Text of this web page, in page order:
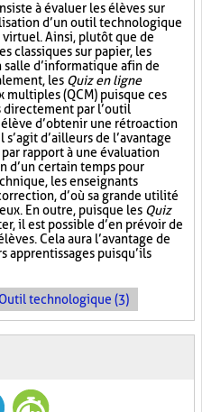
à évaluer les élèves sur
d’un outil technologique
Ainsi, plutôt que de
classiques sur papier, les
d’informatique afin de
les Quiz en ligne
(QCM) puisque ces
par l’outil
d’obtenir une rétroaction
d’ailleurs de l’avantage
rapport à une évaluation
d’un certain temps pour
les enseignants
d’où sa grande utilité
En outre, puisque les Quiz
il est possible d’en prévoir de
Cela aura l’avantage de
apprentissages puisqu’ils
Outil technologique (3)